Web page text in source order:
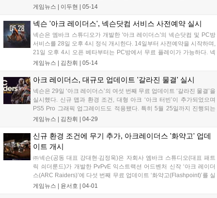
장르의 점유율 경쟁이 치열해진 가운데, 단순 반복적인 소규모 패
발진의 전략적 판단이 작용한 결과다. 잦...
게임뉴스 | 이두현 05-14
넥슨 '아크 레이더스', 넥슨닷컴 서비스 사전예약 실시
넥슨은 엠바크 스튜디오가 개발한 '아크 레이더스'의 넥슨닷컴 및 PC방
서비스를 28일 오후 4시 정식 개시한다. 14일부터 사전예약을 시작하며,
21일 오후 4시 오픈 베타부터는 PC방에서 무료 플레이가 가능하다. 넥
슨 계정 이용 시 글로벌 크로스플레이를 지원하며, PC방 전용 이벤트와
게임뉴스 | 김찬휘 05-14
아크 레이더스, 대규모 업데이트 '갈라진 물결' 실시
넥슨은 29일 ‘아크 레이더스’의 여섯 번째 무료 업데이트 ‘갈라진 물결’을
실시했다. 신규 맵과 환경 조건, 대형 아크 ‘아크 터빈’이 추가되었으며
PS5 Pro 그래픽 업그레이드도 적용됐다. 특히 5월 25일까지 진행되는
‘마지막 피난처’ 이벤트를 통해 다양한 보상을 제공하고, ‘조류 경보’ 및
게임뉴스 | 김찬휘 04-29
신규 환경 조건에 무기 추가, 아크레이더스 '화약고' 업데
이트 개시
㈜넥슨(공동 대표 강대현∙김정욱)은 자회사 엠바크 스튜디오(대표 패트
릭 쇠더룬드)가 개발한 PvPvE 익스트랙션 어드벤처 신작 ‘아크 레이더
스(ARC Raiders)’에 다섯 번째 무료 업데이트 ‘화약고(Flashpoint)’를 실
시했다고 1일 밝혔다. 이번 업데이트에서는 먼저 신규 환경 조건 '아크
게임뉴스 | 윤서호 04-01